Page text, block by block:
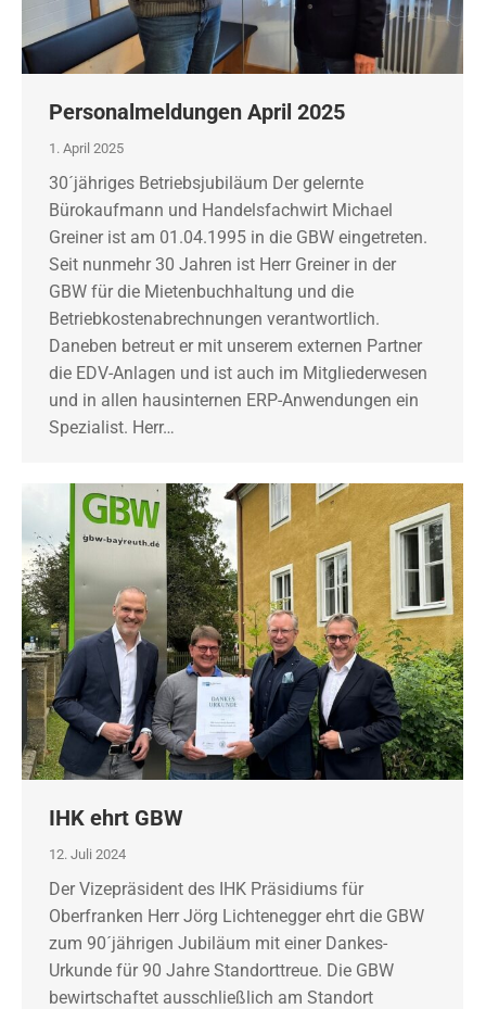
Personalmeldungen April 2025
1. April 2025
30´jähriges Betriebsjubiläum Der gelernte
Bürokaufmann und Handelsfachwirt Michael
Greiner ist am 01.04.1995 in die GBW eingetreten.
Seit nunmehr 30 Jahren ist Herr Greiner in der
GBW für die Mietenbuchhaltung und die
Betriebkostenabrechnungen verantwortlich.
Daneben betreut er mit unserem externen Partner
die EDV-Anlagen und ist auch im Mitgliederwesen
und in allen hausinternen ERP-Anwendungen ein
Spezialist. Herr…
IHK ehrt GBW
12. Juli 2024
Der Vizepräsident des IHK Präsidiums für
Oberfranken Herr Jörg Lichtenegger ehrt die GBW
zum 90´jährigen Jubiläum mit einer Dankes-
Urkunde für 90 Jahre Standorttreue. Die GBW
bewirtschaftet ausschließlich am Standort